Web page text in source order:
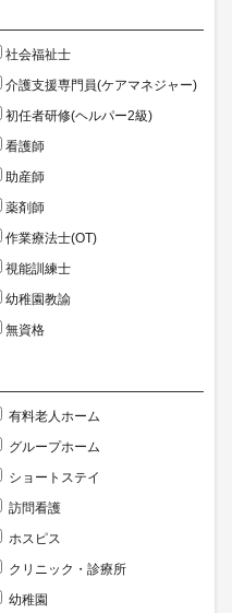
社会福祉士
介護支援専門員(ケアマネジャー)
初任者研修(ヘルパー2級)
看護師
助産師
薬剤師
作業療法士(OT)
視能訓練士
幼稚園教諭
無資格
有料老人ホーム
グループホーム
ショートステイ
訪問看護
ホスピス
クリニック・診療所
幼稚園